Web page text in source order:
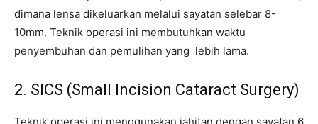
dimana lensa dikeluarkan melalui sayatan selebar 8-
10mm. Teknik operasi ini membutuhkan waktu
penyembuhan dan pemulihan yang lebih lama.
2. SICS (Small Incision Cataract Surgery)